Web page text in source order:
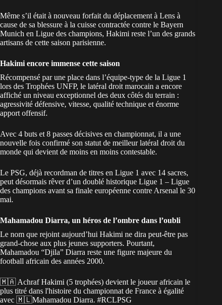
Même s’il était à nouveau forfait du déplacement à Lens à
cause de sa blessure à la cuisse contractée contre le Bayern
Munich en Ligue des champions, Hakimi reste l’un des grands
artisans de cette saison parisienne.
Hakimi encore immense cette saison
Récompensé par une place dans l’équipe-type de la Ligue 1
lors des Trophées UNFP, le latéral droit marocain a encore
affiché un niveau exceptionnel des deux côtés du terrain :
agressivité défensive, vitesse, qualité technique et énorme
apport offensif.
Avec 4 buts et 8 passes décisives en championnat, il a une
nouvelle fois confirmé son statut de meilleur latéral droit du
monde qui devient de moins en moins contestable.
Le PSG, déjà recordman de titres en Ligue 1 avec 14 sacres,
peut désormais rêver d’un doublé historique Ligue 1 – Ligue
des champions avant sa finale européenne contre Arsenal le 30
mai.
Mahamadou Diarra, un héros de l’ombre dans l’oubli
Le nom que rejoint aujourd’hui Hakimi ne dira peut-être pas
grand-chose aux plus jeunes supporters. Pourtant,
Mahamadou “Djila” Diarra reste une figure majeure du
football africain des années 2000.
🇲🇦 Achraf Hakimi (5 trophées) devient le joueur africain le
plus titré dans l'histoire du championnat de France à égalité
avec 🇲🇱Mahamadou Diarra. #RCLPSG